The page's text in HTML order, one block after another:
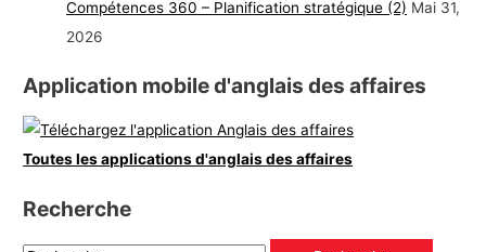
Compétences 360 – Planification stratégique (2) Mai 31,
2026
Application mobile d'anglais des affaires
Toutes les applications d'anglais des affaires
Recherche